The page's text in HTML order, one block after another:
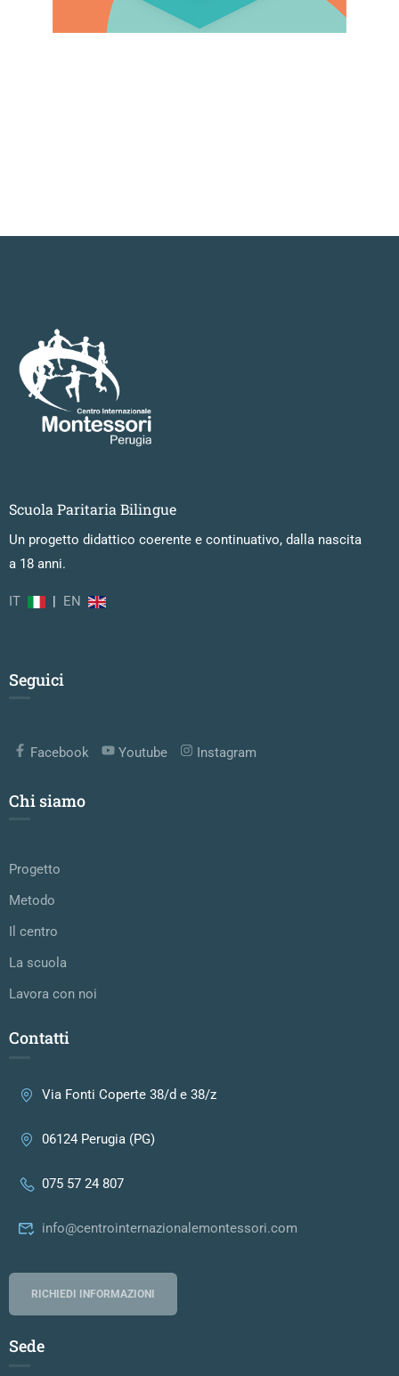
Scuola Paritaria Bilingue
Un progetto didattico coerente e continuativo, dalla nascita
a 18 anni.
IT | EN
Seguici
Facebook Youtube Instagram
Chi siamo
Progetto
Metodo
Il centro
La scuola
Lavora con noi
Contatti
Via Fonti Coperte 38/d e 38/z
06124 Perugia (PG)
075 57 24 807
info@centrointernazionalemontessori.com
RICHIEDI INFORMAZIONI
Sede